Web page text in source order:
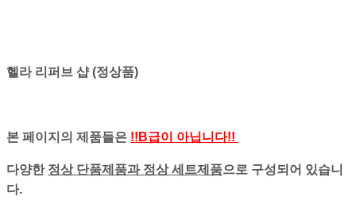
헬라 리퍼브 샵 (정상품)
본 페이지의 제품들은 !!B급이 아닙니다!!
다양한 정상 단품제품과 정상 세트제품으로 구성되어 있습니
다.